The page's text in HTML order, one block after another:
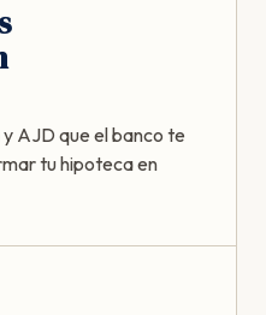
AJD que el banco te
tu hipoteca en